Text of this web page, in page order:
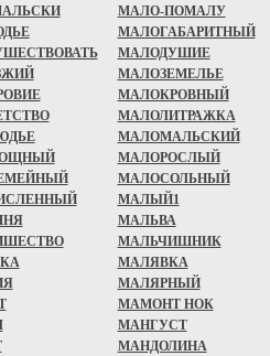
МАЛО-ПОМАЛУ
МАЛОГАБАРИТНЫЙ
МАЛОДУШИЕ
МАЛОЗЕМЕЛЬЕ
МАЛОКРОВНЫЙ
МАЛОЛИТРАЖКА
МАЛОМАЛЬСКИЙ
МАЛОРОСЛЫЙ
МАЛОСОЛЬНЫЙ
МАЛЫЙ1
МАЛЬВА
МАЛЬЧИШНИК
МАЛЯВКА
МАЛЯРНЫЙ
МАМОНТ НОК
МАНГУСТ
МАНДОЛИНА